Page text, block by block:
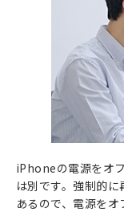
iPhoneの電源をオ
は別です。強制的
あるので、電源をオ